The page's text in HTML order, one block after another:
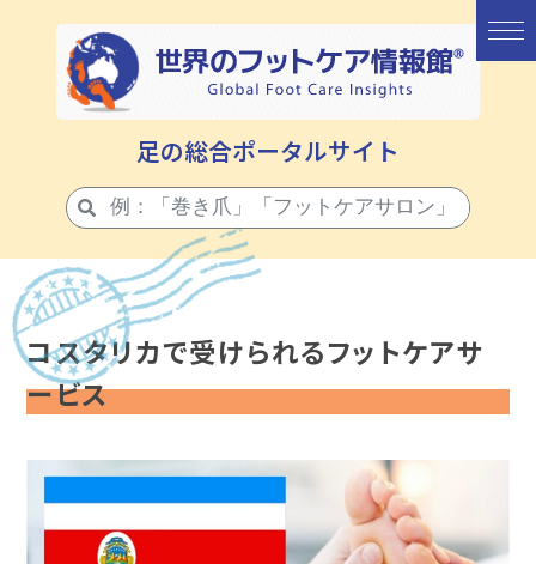
足の総合ポータルサイト
コスタリカで受けられるフットケアサ
ービス